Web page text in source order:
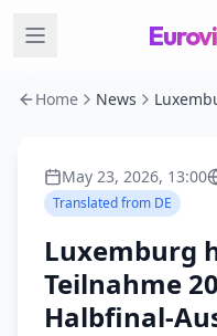
Home News
May 23, 2026, 13:00
Translated from DE
Luxemburg
Teilnahme
Halbfinal-